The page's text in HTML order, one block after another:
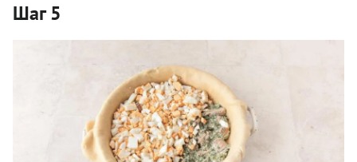
Шаг 5